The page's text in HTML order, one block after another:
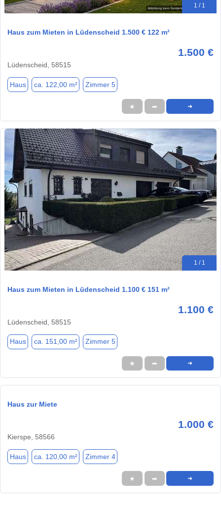
1 / 1
Haus zum Mieten in Lüdenscheid 1.500 € 122 m²
1.500 €
Lüdenscheid, 58515
Haus ca. 122,00 m² Zimmer 5
★ ➦ ➜
1 / 1
Haus zum Mieten in Lüdenscheid 1.100 € 151 m²
1.100 €
Lüdenscheid, 58515
Haus ca. 151,00 m² Zimmer 5
★ ➦ ➜
Haus zur Miete
1.000 €
Kierspe, 58566
Haus ca. 120,00 m² Zimmer 4
★ ➦ ➜